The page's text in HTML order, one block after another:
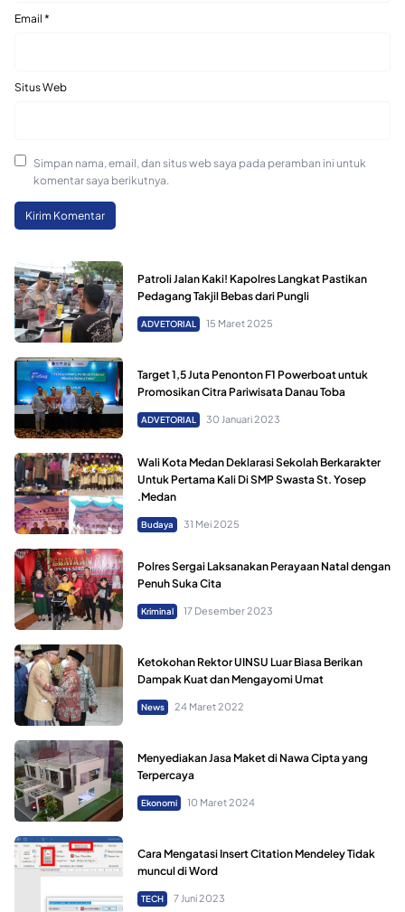
Email *
Situs Web
Simpan nama, email, dan situs web saya pada peramban ini untuk
komentar saya berikutnya.
Patroli Jalan Kaki! Kapolres Langkat Pastikan
Pedagang Takjil Bebas dari Pungli
ADVETORIAL 15 Maret 2025
Target 1,5 Juta Penonton F1 Powerboat untuk
Promosikan Citra Pariwisata Danau Toba
ADVETORIAL 30 Januari 2023
Wali Kota Medan Deklarasi Sekolah Berkarakter
Untuk Pertama Kali Di SMP Swasta St. Yosep
.Medan
Budaya 31 Mei 2025
Polres Sergai Laksanakan Perayaan Natal dengan
Penuh Suka Cita
Kriminal 17 Desember 2023
Ketokohan Rektor UINSU Luar Biasa Berikan
Dampak Kuat dan Mengayomi Umat
News 24 Maret 2022
Menyediakan Jasa Maket di Nawa Cipta yang
Terpercaya
Ekonomi 10 Maret 2024
Cara Mengatasi Insert Citation Mendeley Tidak
muncul di Word
TECH 7 Juni 2023